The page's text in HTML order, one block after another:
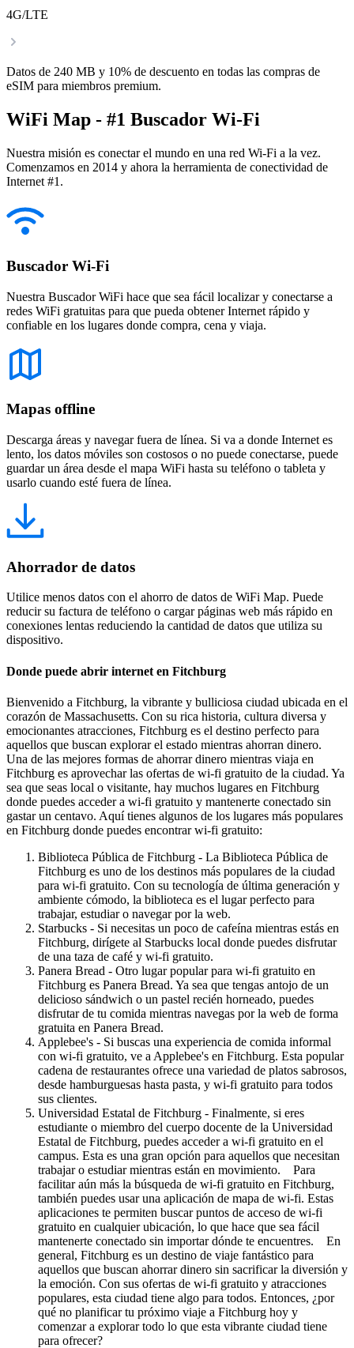
4G/LTE
Datos de 240 MB y 10% de descuento en todas las compras de
eSIM para miembros premium.
WiFi Map - #1 Buscador Wi-Fi
Nuestra misión es conectar el mundo en una red Wi-Fi a la vez.
Comenzamos en 2014 y ahora la herramienta de conectividad de
Internet #1.
Buscador Wi-Fi
Nuestra Buscador WiFi hace que sea fácil localizar y conectarse a
redes WiFi gratuitas para que pueda obtener Internet rápido y
confiable en los lugares donde compra, cena y viaja.
Mapas offline
Descarga áreas y navegar fuera de línea. Si va a donde Internet es
lento, los datos móviles son costosos o no puede conectarse, puede
guardar un área desde el mapa WiFi hasta su teléfono o tableta y
usarlo cuando esté fuera de línea.
Ahorrador de datos
Utilice menos datos con el ahorro de datos de WiFi Map. Puede
reducir su factura de teléfono o cargar páginas web más rápido en
conexiones lentas reduciendo la cantidad de datos que utiliza su
dispositivo.
Donde puede abrir internet en Fitchburg
Bienvenido a Fitchburg, la vibrante y bulliciosa ciudad ubicada en el
corazón de Massachusetts. Con su rica historia, cultura diversa y
emocionantes atracciones, Fitchburg es el destino perfecto para
aquellos que buscan explorar el estado mientras ahorran dinero.
Una de las mejores formas de ahorrar dinero mientras viaja en
Fitchburg es aprovechar las ofertas de wi-fi gratuito de la ciudad. Ya
sea que seas local o visitante, hay muchos lugares en Fitchburg
donde puedes acceder a wi-fi gratuito y mantenerte conectado sin
gastar un centavo. Aquí tienes algunos de los lugares más populares
en Fitchburg donde puedes encontrar wi-fi gratuito:
Biblioteca Pública de Fitchburg - La Biblioteca Pública de
Fitchburg es uno de los destinos más populares de la ciudad
para wi-fi gratuito. Con su tecnología de última generación y
ambiente cómodo, la biblioteca es el lugar perfecto para
trabajar, estudiar o navegar por la web.
Starbucks - Si necesitas un poco de cafeína mientras estás en
Fitchburg, dirígete al Starbucks local donde puedes disfrutar
de una taza de café y wi-fi gratuito.
Panera Bread - Otro lugar popular para wi-fi gratuito en
Fitchburg es Panera Bread. Ya sea que tengas antojo de un
delicioso sándwich o un pastel recién horneado, puedes
disfrutar de tu comida mientras navegas por la web de forma
gratuita en Panera Bread.
Applebee's - Si buscas una experiencia de comida informal
con wi-fi gratuito, ve a Applebee's en Fitchburg. Esta popular
cadena de restaurantes ofrece una variedad de platos sabrosos,
desde hamburguesas hasta pasta, y wi-fi gratuito para todos
sus clientes.
Universidad Estatal de Fitchburg - Finalmente, si eres
estudiante o miembro del cuerpo docente de la Universidad
Estatal de Fitchburg, puedes acceder a wi-fi gratuito en el
campus. Esta es una gran opción para aquellos que necesitan
trabajar o estudiar mientras están en movimiento. Para
facilitar aún más la búsqueda de wi-fi gratuito en Fitchburg,
también puedes usar una aplicación de mapa de wi-fi. Estas
aplicaciones te permiten buscar puntos de acceso de wi-fi
gratuito en cualquier ubicación, lo que hace que sea fácil
mantenerte conectado sin importar dónde te encuentres. En
general, Fitchburg es un destino de viaje fantástico para
aquellos que buscan ahorrar dinero sin sacrificar la diversión y
la emoción. Con sus ofertas de wi-fi gratuito y atracciones
populares, esta ciudad tiene algo para todos. Entonces, ¿por
qué no planificar tu próximo viaje a Fitchburg hoy y
comenzar a explorar todo lo que esta vibrante ciudad tiene
para ofrecer?